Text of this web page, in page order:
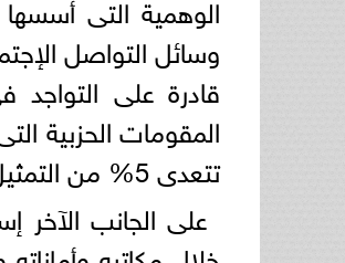
وسائل التواصل
قادرة على
المقومات الحزبية
تتعدى 5% من التمثيل البرلمانى.
على الجانب